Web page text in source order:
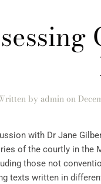
by admin on
with Dr Jane
of the courtly in the
those not
texts written in